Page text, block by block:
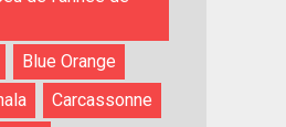
Blue Orange
Carcassonne